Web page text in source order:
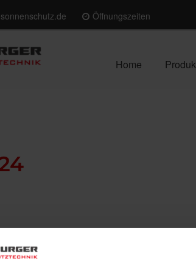
Öffnungszeiten
Home
Sanierung Teil 3: KfW Kredit